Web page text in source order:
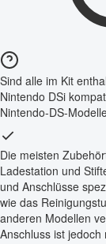
Sind alle im Kit
Nintendo DSi
Nintendo-DS-
Die meisten
Ladestation und
und Anschlüsse
wie das
anderen Modellen
Anschluss ist